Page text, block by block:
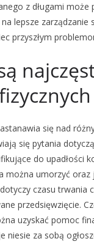
z długami
lepsze
przyszłym
się nad
się pytania
do upadłości
można umorzyć
czasu trwania
przedsięwzięcie.
uzyskać pomoc
niesie za sobą